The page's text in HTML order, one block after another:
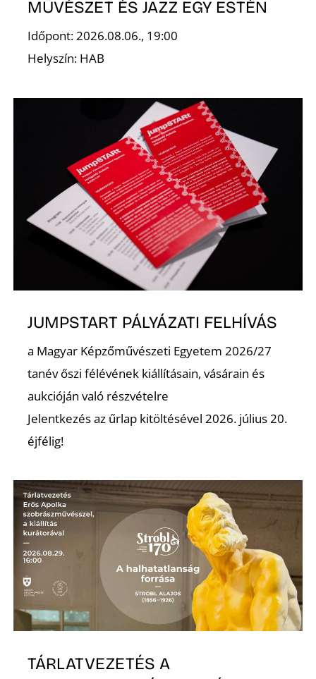
MŰVÉSZET ÉS JAZZ EGY ESTÉN
Időpont: 2026.08.06., 19:00
Helyszín: HAB
JUMPSTART PÁLYÁZATI FELHÍVÁS
a Magyar Képzőművészeti Egyetem 2026/27
tanév őszi félévének kiállításain, vásárain és
aukcióján való részvételre
Jelentkezés az űrlap kitöltésével 2026. július 20.
éjfélig!
TÁRLATVEZETÉS A